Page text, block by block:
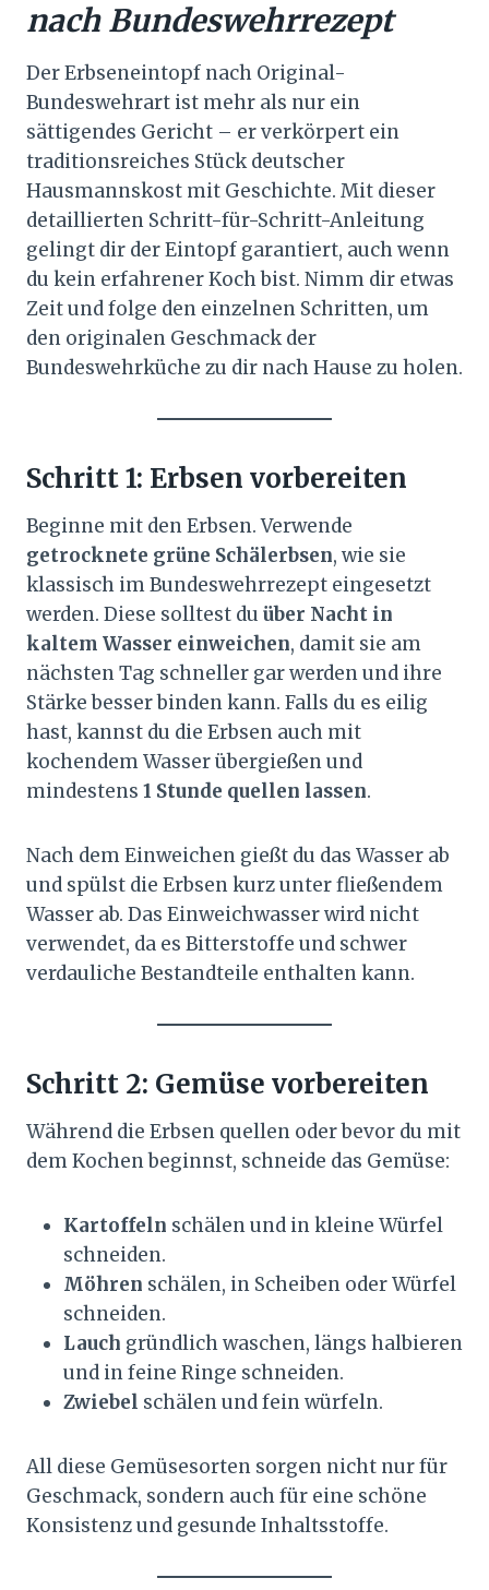
nach Bundeswehrrezept
Der Erbseneintopf nach Original-
Bundeswehrart ist mehr als nur ein
sättigendes Gericht – er verkörpert ein
traditionsreiches Stück deutscher
Hausmannskost mit Geschichte. Mit dieser
detaillierten Schritt-für-Schritt-Anleitung
gelingt dir der Eintopf garantiert, auch wenn
du kein erfahrener Koch bist. Nimm dir etwas
Zeit und folge den einzelnen Schritten, um
den originalen Geschmack der
Bundeswehrküche zu dir nach Hause zu holen.
Schritt 1: Erbsen vorbereiten
Beginne mit den Erbsen. Verwende
getrocknete grüne Schälerbsen, wie sie
klassisch im Bundeswehrrezept eingesetzt
werden. Diese solltest du über Nacht in
kaltem Wasser einweichen, damit sie am
nächsten Tag schneller gar werden und ihre
Stärke besser binden kann. Falls du es eilig
hast, kannst du die Erbsen auch mit
kochendem Wasser übergießen und
mindestens 1 Stunde quellen lassen.
Nach dem Einweichen gießt du das Wasser ab
und spülst die Erbsen kurz unter fließendem
Wasser ab. Das Einweichwasser wird nicht
verwendet, da es Bitterstoffe und schwer
verdauliche Bestandteile enthalten kann.
Schritt 2: Gemüse vorbereiten
Während die Erbsen quellen oder bevor du mit
dem Kochen beginnst, schneide das Gemüse:
Kartoffeln schälen und in kleine Würfel
schneiden.
Möhren schälen, in Scheiben oder Würfel
schneiden.
Lauch gründlich waschen, längs halbieren
und in feine Ringe schneiden.
Zwiebel schälen und fein würfeln.
All diese Gemüsesorten sorgen nicht nur für
Geschmack, sondern auch für eine schöne
Konsistenz und gesunde Inhaltsstoffe.